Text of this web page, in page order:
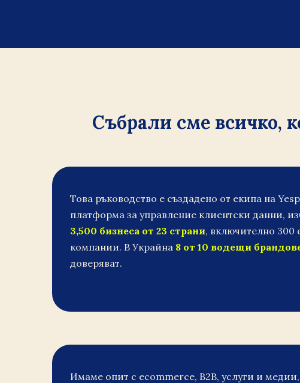
Събрали сме всичко,
Това ръководство е създадено от екипа на
платформа за управление клиентски данни,
3,500 бизнеса от 23 страни, включително 300
компании. В Украйна 8 от 10 водещи
доверяват.
Имаме опит с ecommerce, B2B, услуги и